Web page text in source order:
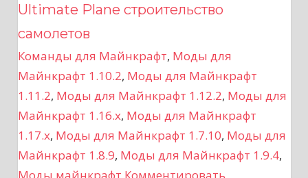
и
г
а
ц
и
я
Ultimate Plane строительство
самолетов
Команды для Майнкрафт, Моды для
Майнкрафт 1.10.2, Моды для Майнкрафт
1.11.2, Моды для Майнкрафт 1.12.2, Моды для
Майнкрафт 1.16.x, Моды для Майнкрафт
1.17.x, Моды для Майнкрафт 1.7.10, Моды для
Майнкрафт 1.8.9, Моды для Майнкрафт 1.9.4,
Моды майнкрафт Комментировать